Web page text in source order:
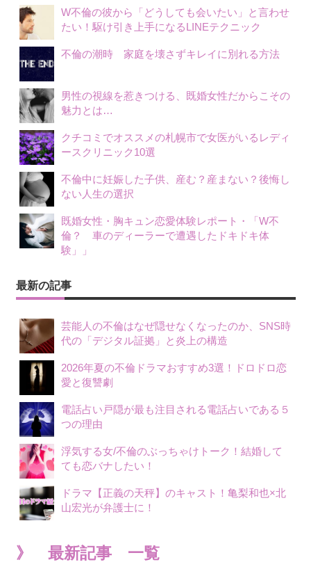
W不倫の彼から「どうしても会いたい」と言わせ
たい！駆け引き上手になるLINEテクニック
不倫の潮時 家庭を壊さずキレイに別れる方法
男性の視線を惹きつける、既婚女性だからこその
魅力とは…
クチコミでオススメの札幌市で女医がいるレディ
ースクリニック10選
不倫中に妊娠した子供、産む？産まない？後悔し
ない人生の選択
既婚女性・胸キュン恋愛体験レポート・「W不
倫？ 車のディーラーで遭遇したドキドキ体
験」」
最新の記事
芸能人の不倫はなぜ隠せなくなったのか、SNS時
代の「デジタル証拠」と炎上の構造
2026年夏の不倫ドラマおすすめ3選！ドロドロ恋
愛と復讐劇
電話占い戸隠が最も注目される電話占いである５
つの理由
浮気する女/不倫のぶっちゃけトーク！結婚して
ても恋バナしたい！
ドラマ【正義の天秤】のキャスト！亀梨和也×北
山宏光が弁護士に！
》 最新記事 一覧